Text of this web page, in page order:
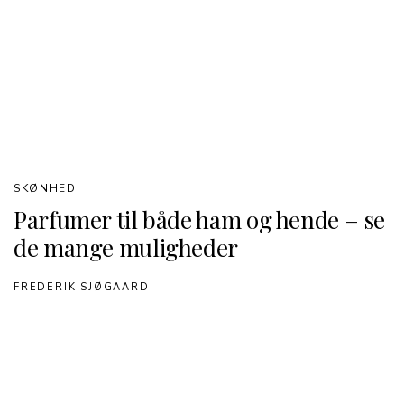
Parfumer til både ham og hende – se
de mange muligheder
SKØNHED
FREDERIK SJØGAARD